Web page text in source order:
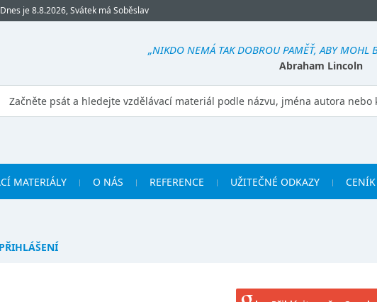
Dnes je 8.8.2026, Svátek má Soběslav
„NIKDO NEMÁ TAK DOBROU PAMĚŤ, ABY MOHL
Abraham Lincoln
MATERIÁLY O NÁS REFERENCE UŽITEČNÉ ODKAZY
PŘIHLÁŠENÍ